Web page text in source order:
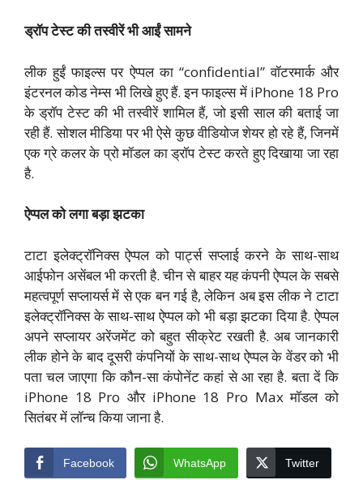
ड्रॉप टेस्ट की तस्वीरें भी आईं सामने
लीक हुईं फाइल्स पर ऐप्पल का “confidential” वॉटरमार्क और
इंटरनल कोड नेम्स भी लिखे हुए हैं. इन फाइल्स में iPhone 18 Pro
के ड्रॉप टेस्ट की भी तस्वीरें शामिल हैं, जो इसी साल की बताई जा
रही हैं. सोशल मीडिया पर भी ऐसे कुछ वीडियोज शेयर हो रहे हैं, जिनमें
एक ग्रे कलर के प्रो मॉडल का ड्रॉप टेस्ट करते हुए दिखाया जा रहा
है.
ऐप्पल को लगा बड़ा झटका
टाटा इलेक्ट्रॉनिक्स ऐप्पल को पार्ट्स सप्लाई करने के साथ-साथ
आईफोन असेंबल भी करती है. चीन से बाहर यह कंपनी ऐप्पल के सबसे
महत्वपूर्ण सप्लायर्स में से एक बन गई है, लेकिन अब इस लीक ने टाटा
इलेक्ट्रॉनिक्स के साथ-साथ ऐप्पल को भी बड़ा झटका दिया है. ऐप्पल
अपने सप्लायर अरेंजमेंट को बहुत सीक्रेट रखती है. अब जानकारी
लीक होने के बाद दूसरी कंपनियों के साथ-साथ ऐप्पल के वेंडर को भी
पता चल जाएगा कि कौन-सा कंपोनेंट कहां से आ रहा है. बता दें कि
iPhone 18 Pro और iPhone 18 Pro Max मॉडल को
सितंबर में लॉन्च किया जाना है.
Facebook WhatsApp Twitter